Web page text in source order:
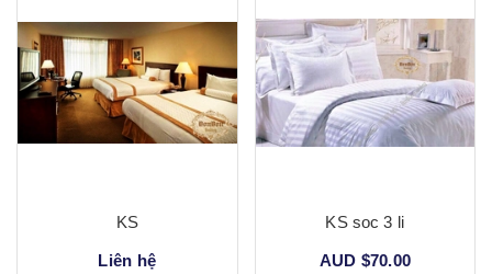
KS
Liên hệ
KS soc 3 li
AUD $70.00